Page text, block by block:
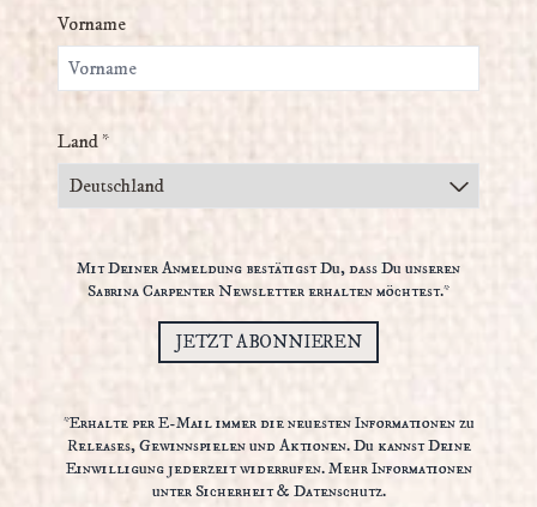
Vorname
Land *
Mit Deiner Anmeldung bestätigst Du, dass Du unseren
Sabrina Carpenter Newsletter erhalten möchtest.*
JETZT ABONNIEREN
*Erhalte per E-Mail immer die neuesten Informationen zu
Releases, Gewinnspielen und Aktionen. Du kannst Deine
Einwilligung jederzeit widerrufen. Mehr Informationen
unterSicherheit & Datenschutz.